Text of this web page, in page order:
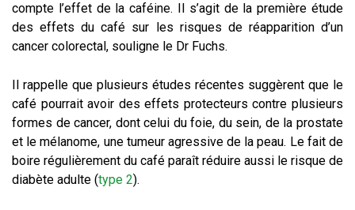
compte l’effet de la caféine. Il s’agit de la première étude
des effets du café sur les risques de réapparition d’un
cancer colorectal, souligne le Dr Fuchs.
Il rappelle que plusieurs études récentes suggèrent que le
café pourrait avoir des effets protecteurs contre plusieurs
formes de cancer, dont celui du foie, du sein, de la prostate
et le mélanome, une tumeur agressive de la peau. Le fait de
boire régulièrement du café paraît réduire aussi le risque de
diabète adulte (type 2).